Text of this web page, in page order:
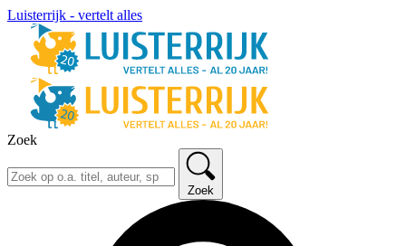
Luisterrijk - vertelt alles
Zoek
Zoek